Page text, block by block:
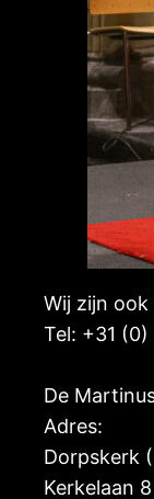
Wij zijn
Tel: +31
De
Adres:
Dorpskerk
Kerkelaan 8